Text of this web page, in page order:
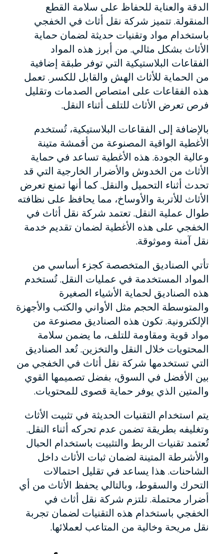
الدقة والعناية للحفاظ على سلامة القطع
المنقولة. تتميز شركة نقل أثاث في الخفجي
باستخدام مواد وتقنيات حديثة لضمان حماية
الأثاث بشكل مثالي. من أبرز هذه المواد
الفقاعات البلاستيكية التي توفر طبقة إضافية
من الحماية للأثاث الهش والقابل للكسر. تعمل
هذه الفقاعات على امتصاص الصدمات وتقليل
فرص تعرض الأثاث للتلف أثناء النقل.
بالإضافة إلى الفقاعات البلاستيكية، تُستخدم
الأغطية الواقية المصنوعة من أقمشة متينة
وعالية الجودة. هذه الأغطية تساعد في حماية
الأثاث من الخدوش والأضرار الخارجية التي قد
تحدث أثناء التحميل والنقل. كما أنها تمنع تعرض
الأثاث للأتربة والأوساخ، مما يحافظ على نظافته
طوال عملية النقل. تعتمد شركة نقل أثاث في
الخفجي على هذه الأغطية لضمان تقديم خدمة
نقل آمنة وموثوقة.
تأتي الصناديق المتخصصة كجزء أساسي من
المواد المستخدمة في عمليات النقل. تُستخدم
هذه الصناديق لحماية الأشياء الصغيرة
والمتوسطة الحجم مثل الأواني والكتب والأجهزة
الإلكترونية. تكون هذه الصناديق مصنوعة من
مواد قوية ومقاومة للتلف، ما يضمن سلامة
المحتويات خلال النقل والتخزين. تُعد الصناديق
التي تستخدمها شركة نقل أثاث في الخفجي من
بين الأفضل في السوق، بفضل تصميمها القوي
والمتين الذي يوفر حماية قصوى للمحتويات.
يتم استخدام التقنيات الحديثة في تثبيت الأثاث
وتغليفه بطريقة تضمن عدم تحركه أثناء النقل.
تُعتمد تقنيات الربط والتثبيت باستخدام الحبال
والأشرطة المتينة لضمان ثبات الأثاث داخل
الشاحنات. هذا يساعد في تقليل احتمالات
التحرك والسقوط، وبالتالي يحفظ الأثاث من أي
أضرار محتملة. تلتزم شركة نقل أثاث في
الخفجي باستخدام هذه التقنيات لضمان تجربة
نقل مريحة وخالية من المتاعب لعملائها.